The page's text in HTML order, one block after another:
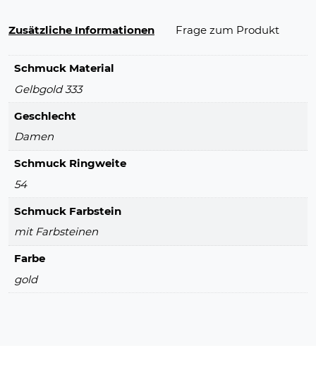
Zusätzliche Informationen Frage zum Produkt
Schmuck Material
Gelbgold 333
Geschlecht
Damen
Schmuck Ringweite
54
Schmuck Farbstein
mit Farbsteinen
Farbe
gold